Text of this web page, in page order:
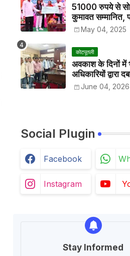
51000 रुपये से
कुमावत सम्मानित,
व अन्य छात्रों को
May 04, 2025
कोटपूतली
अवकाश के दिनों में
अधिकारियों द्वारा
अवकाश निरस्त
June 04, 2026
Social Plugin
Facebook
Instagram
Stay Informed